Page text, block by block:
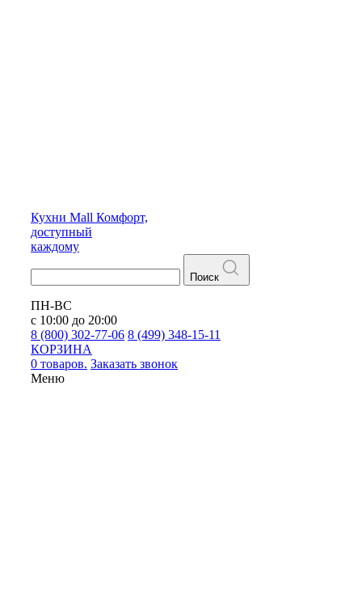
Кухни Mall Комфорт,
доступный
каждому
Поиск
ПН-ВС
с 10:00 до 20:00
8 (800) 302-77-06 8 (499) 348-15-11
КОРЗИНА
0 товаров. Заказать звонок
Меню